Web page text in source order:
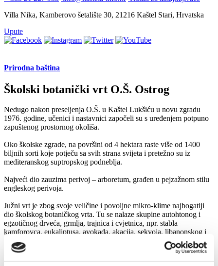
Villa Nika, Kamberovo šetalište 30, 21216 Kaštel Stari, Hrvatska
Upute
Prirodna baština
Školski botanički vrt O.Š. Ostrog
Nedugo nakon preseljenja O.Š. u Kaštel Lukšiću u novu zgradu
1976. godine, učenici i nastavnici započeli su s uređenjem potpuno
zapuštenog prostornog okoliša.
Oko školske zgrade, na površini od 4 hektara raste više od 1400
biljnih sorti koje potječu sa svih strana svijeta i pretežno su iz
mediteranskog suptropskog podneblja.
Najveći dio zauzima perivoj – arboretum, građen u pejzažnom stilu
engleskog perivoja.
Južni vrt je zbog svoje veličine i povoljne mikro-klime najbogatiji
dio školskog botaničkog vrta. Tu se nalaze skupine autohtonog i
egzotičnog drveća, grmlja, trajnica i cvjetnica, npr. stabla
kamforovca, eukaliptusa, avokada, akacija, sekvoja, libanonskog i
himalajskog cedra, jasmina, bugenvile, itd.